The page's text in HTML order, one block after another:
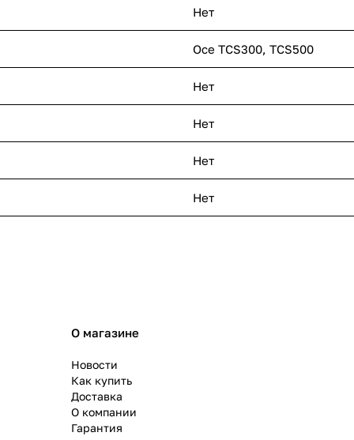
Нет
Oce TCS300, TCS500
Нет
Нет
Нет
Нет
О магазине
Новости
Как купить
Доставка
О компании
Гарантия